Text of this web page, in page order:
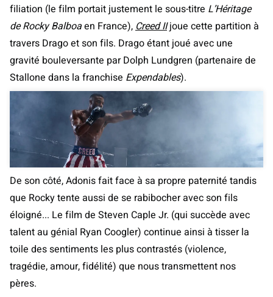
filiation (le film portait justement le sous-titre L’Héritage
de Rocky Balboaen France),Creed IIjoue cette partition à
travers Drago et son fils. Drago étant joué avec une
gravité bouleversante par Dolph Lundgren (partenaire de
Stallone dans la franchise Expendables).
De son côté, Adonis fait face à sa propre paternité tandis
que Rocky tente aussi de se rabibocher avec son fils
éloigné... Le film de Steven Caple Jr. (qui succède avec
talent au génial Ryan Coogler) continue ainsi à tisser la
toile des sentiments les plus contrastés (violence,
tragédie, amour, fidélité) que nous transmettent nos
pères.